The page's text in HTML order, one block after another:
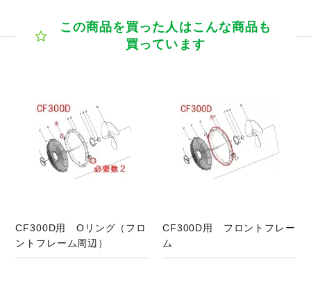
この商品を買った人はこんな商品も
買っています
CF300D用 Oリング（フロ
ントフレーム周辺）
CF300D用 フロントフレー
ム